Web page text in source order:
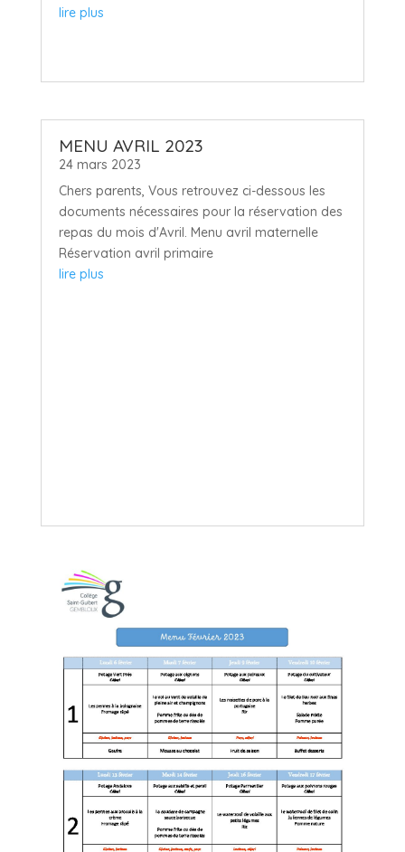
lire plus
MENU AVRIL 2023
24 mars 2023
Chers parents, Vous retrouvez ci-dessous les
documents nécessaires pour la réservation des
repas du mois d'Avril. Menu avril maternelle
Réservation avril primaire
lire plus